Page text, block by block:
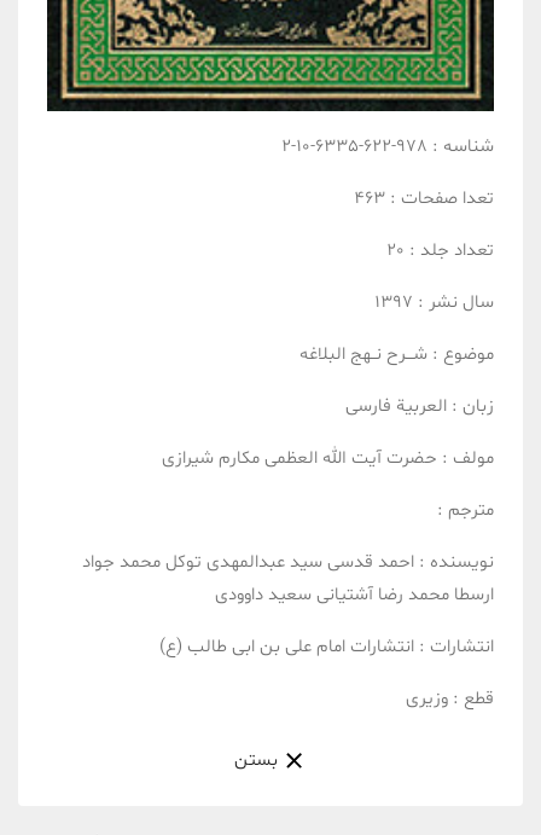
شناسه : 978-622-6335-10-2
تعدا صفحات : 463
تعداد جلد : 20
سال نشر : 1397
موضوع : شـــرح نــهج البلاغه
زبان : العربیة فارسی
مولف : حضرت آیت الله العظمی مکارم شیرازی
مترجم :
نویسنده : احمد قدسی سید عبدالمهدی توکل محمد جواد
ارسطا محمد رضا آشتیانی سعید داوودی
انتشارات : انتشارات امام علی بن ابی طالب (ع)
قطع : وزیری
بستن